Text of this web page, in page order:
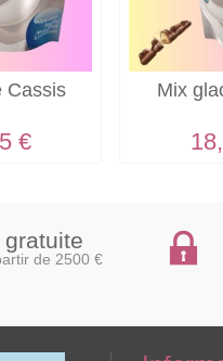
Cassis
€
Mix
de 2500 €